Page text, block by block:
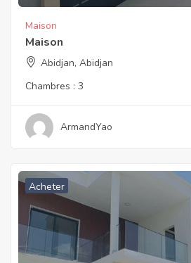
Maison
Maison
Abidjan, Abidjan
Chambres : 3
ArmandYao
Acheter